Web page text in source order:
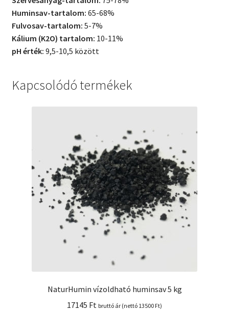
Huminsav-tartalom: 65-68%
Fulvosav-tartalom: 5-7%
Kálium (K2O) tartalom: 10-11%
pH érték: 9,5-10,5 között
Kapcsolódó termékek
NaturHumin vízoldható huminsav 5 kg
17145 Ft bruttó ár (nettó 13500 Ft)